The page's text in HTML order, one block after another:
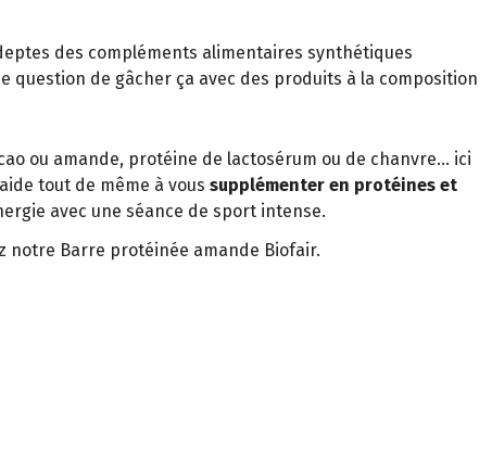
des compléments alimentaires synthétiques
question de gâcher ça avec des produits à la composition
ou amande, protéine de lactosérum ou de chanvre… ici
tout de même à vous supplémenter en protéines et
avec une séance de sport intense.
notre Barre protéinée amande Biofair.